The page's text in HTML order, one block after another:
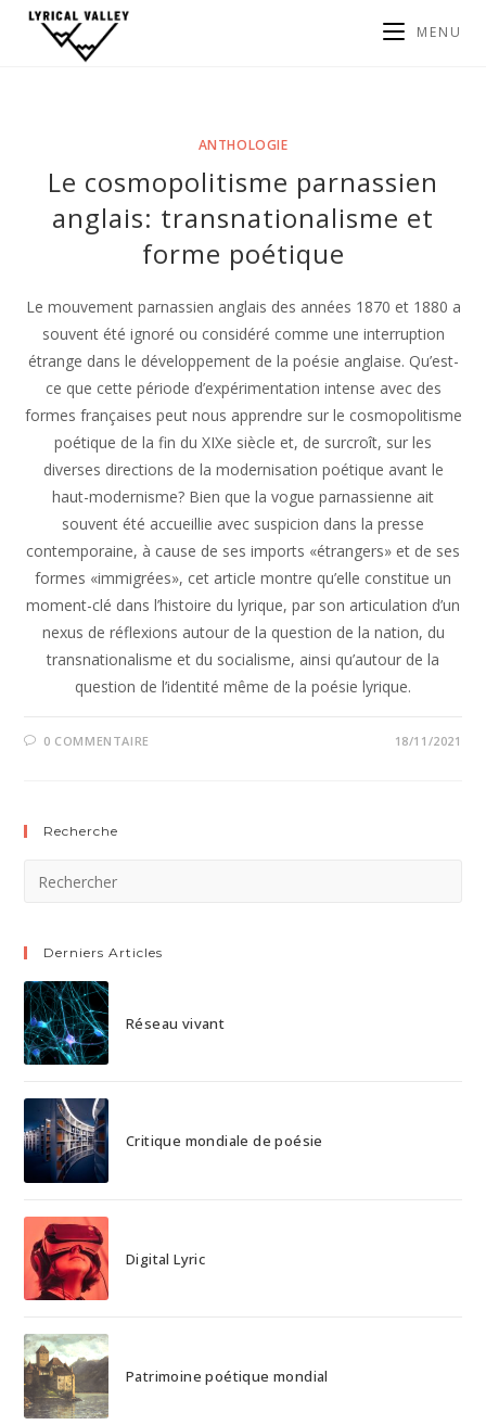
MENU
ANTHOLOGIE
Le cosmopolitisme parnassien
anglais: transnationalisme et
forme poétique
Le mouvement parnassien anglais des années 1870 et 1880 a
souvent été ignoré ou considéré comme une interruption
étrange dans le développement de la poésie anglaise. Qu’est-
ce que cette période d’expérimentation intense avec des
formes françaises peut nous apprendre sur le cosmopolitisme
poétique de la fin du XIXe siècle et, de surcroît, sur les
diverses directions de la modernisation poétique avant le
haut-modernisme? Bien que la vogue parnassienne ait
souvent été accueillie avec suspicion dans la presse
contemporaine, à cause de ses imports «étrangers» et de ses
formes «immigrées», cet article montre qu’elle constitue un
moment-clé dans l’histoire du lyrique, par son articulation d’un
nexus de réflexions autour de la question de la nation, du
transnationalisme et du socialisme, ainsi qu’autour de la
question de l’identité même de la poésie lyrique.
0 COMMENTAIRE 18/11/2021
Recherche
Derniers Articles
Réseau vivant
Critique mondiale de poésie
Digital Lyric
Patrimoine poétique mondial